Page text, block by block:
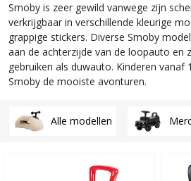
Smoby is zeer gewild vanwege zijn
verkrijgbaar in verschillende kleurige
grappige stickers. Diverse Smoby
aan de achterzijde van de loopauto en
gebruiken als duwauto. Kinderen vanaf
Smoby de mooiste avonturen.
Alle modellen